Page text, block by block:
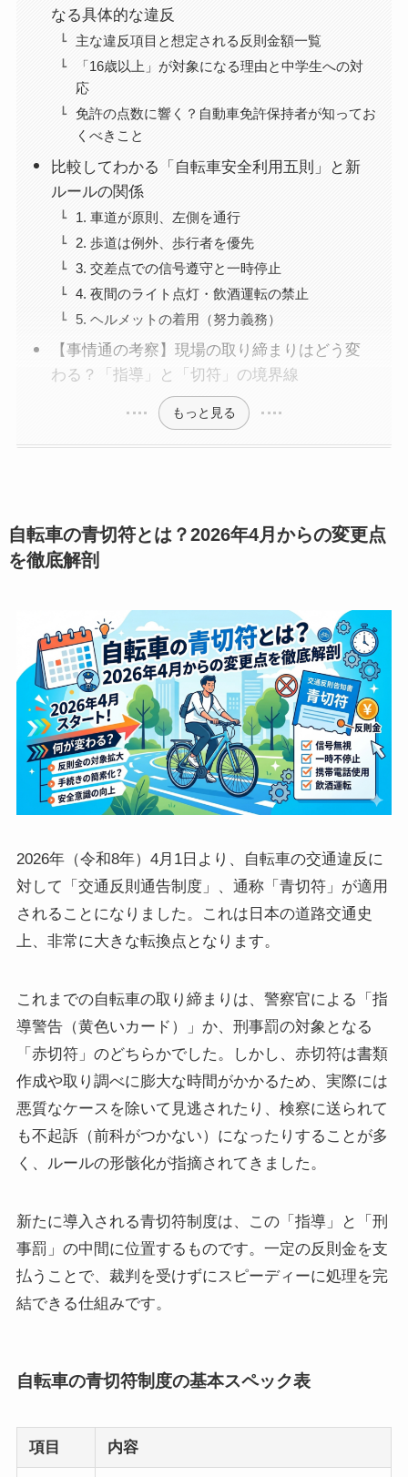
なる具体的な違反
主な違反項目と想定される反則金額一覧
「16歳以上」が対象になる理由と中学生への対
応
免許の点数に響く？自動車免許保持者が知ってお
くべきこと
比較してわかる「自転車安全利用五則」と新
ルールの関係
1. 車道が原則、左側を通行
2. 歩道は例外、歩行者を優先
3. 交差点での信号遵守と一時停止
4. 夜間のライト点灯・飲酒運転の禁止
5. ヘルメットの着用（努力義務）
【事情通の考察】現場の取り締まりはどう変
わる？「指導」と「切符」の境界線
もっと見る
自転車の青切符とは？2026年4月からの変更点
を徹底解剖
2026年（令和8年）4月1日より、自転車の交通違反に
対して「交通反則通告制度」、通称「青切符」が適用
されることになりました。これは日本の道路交通史
上、非常に大きな転換点となります。
これまでの自転車の取り締まりは、警察官による「指
導警告（黄色いカード）」か、刑事罰の対象となる
「赤切符」のどちらかでした。しかし、赤切符は書類
作成や取り調べに膨大な時間がかかるため、実際には
悪質なケースを除いて見逃されたり、検察に送られて
も不起訴（前科がつかない）になったりすることが多
く、ルールの形骸化が指摘されてきました。
新たに導入される青切符制度は、この「指導」と「刑
事罰」の中間に位置するものです。一定の反則金を支
払うことで、裁判を受けずにスピーディーに処理を完
結できる仕組みです。
自転車の青切符制度の基本スペック表
項目 内容